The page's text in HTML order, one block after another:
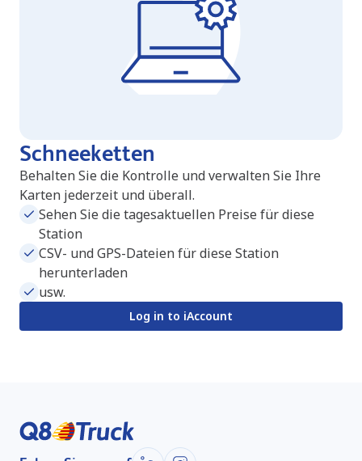
Schneeketten
Behalten Sie die Kontrolle und verwalten Sie Ihre
Karten jederzeit und überall.
Sehen Sie die tagesaktuellen Preise für diese
Station
CSV- und GPS-Dateien für diese Station
herunterladen
usw.
Log in to iAccount